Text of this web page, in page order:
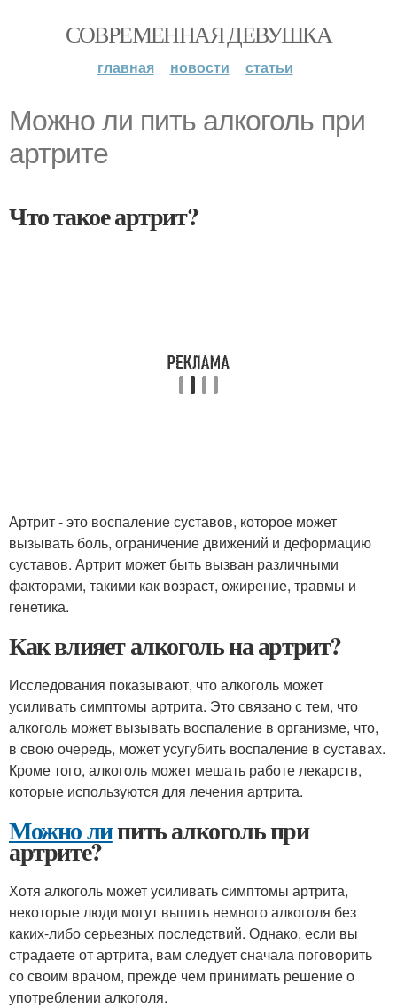
СОВРЕМЕННАЯ ДЕВУШКА
главная новости статьи
Можно ли пить алкоголь при
артрите
Что такое артрит?
Артрит - это воспаление суставов, которое может
вызывать боль, ограничение движений и деформацию
суставов. Артрит может быть вызван различными
факторами, такими как возраст, ожирение, травмы и
генетика.
Как влияет алкоголь на артрит?
Исследования показывают, что алкоголь может
усиливать симптомы артрита. Это связано с тем, что
алкоголь может вызывать воспаление в организме, что,
в свою очередь, может усугубить воспаление в суставах.
Кроме того, алкоголь может мешать работе лекарств,
которые используются для лечения артрита.
Можно липить алкоголь при
артрите?
Хотя алкоголь может усиливать симптомы артрита,
некоторые люди могут выпить немного алкоголя без
каких-либо серьезных последствий. Однако, если вы
страдаете от артрита, вам следует сначала поговорить
со своим врачом, прежде чем принимать решение о
употреблении алкоголя.